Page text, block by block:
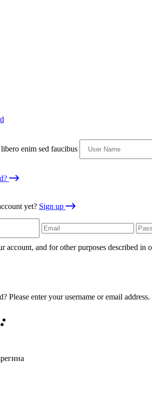
enim sed faucibus
yet? Sign up
account, and for other purposes described in
Please enter your username or email